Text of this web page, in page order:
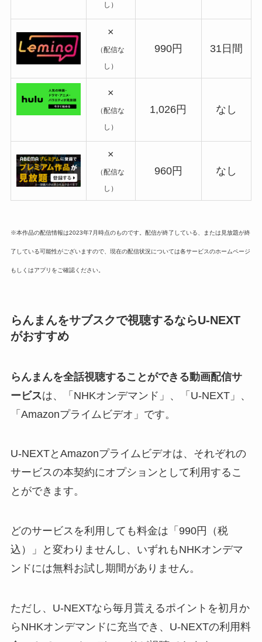
し）
×
（配信な
し）
990円 31日間
×
（配信な
し）
1,026円 なし
×
（配信な
し）
960円 なし
※本作品の配信情報は2023年7月時点のものです。配信が終了している、または見放題が終
了している可能性がございますので、現在の配信状況については各サービスのホームページ
もしくはアプリをご確認ください。
らんまんをサブスクで視聴するならU-NEXT
がおすすめ
らんまんを全話視聴することができる動画配信サ
ービスは、「 NHKオンデマンド 」、「 U-NEXT」、
「 Amazonプライムビデオ 」です。
U-NEXTとAmazonプライムビデオは、それぞれの
サービスの本契約にオプションとして利用するこ
とができます。
どのサービスを利用しても料金は「990円（税
込）」と変わりませんし、 いずれもNHKオンデマ
ンドには無料お試し期間がありません。
ただし、U-NEXTなら毎月貰えるポイントを初月か
らNHKオンデマンドに充当でき、U-NEXTの利用料